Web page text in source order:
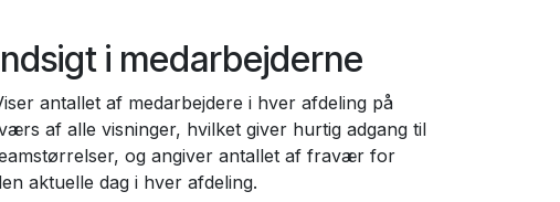
i medarbejderne
antallet af medarbejdere i hver afdeling på
af alle visninger, hvilket giver hurtig adgang til
og angiver antallet af fravær for
aktuelle dag i hver afdeling.